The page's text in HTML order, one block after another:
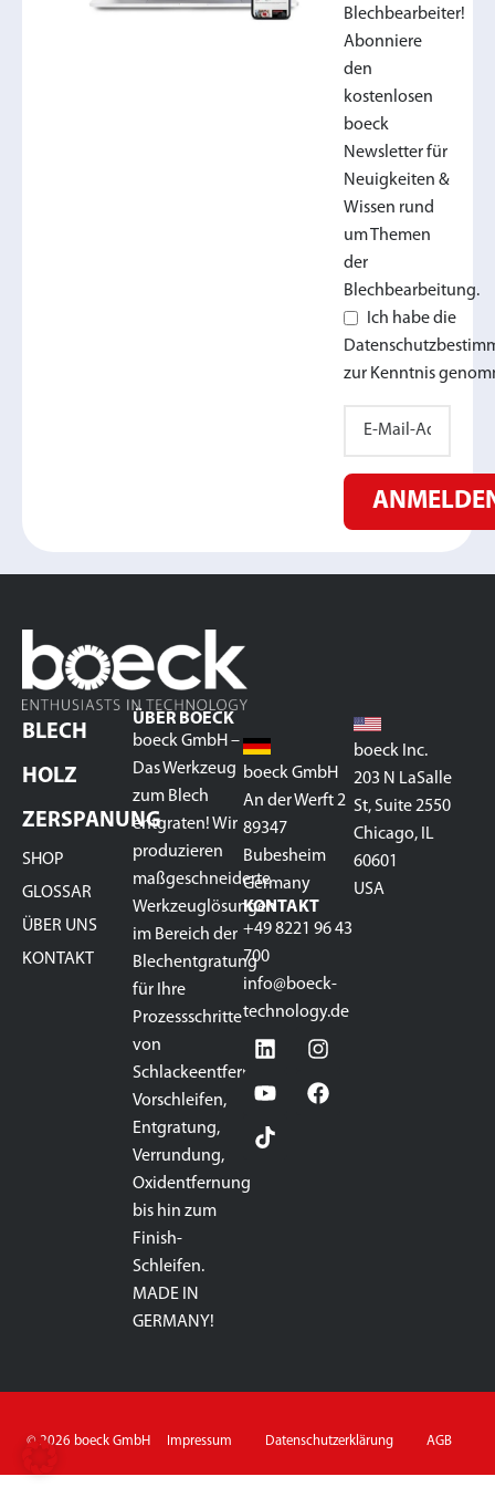
Blechbearbeiter!
Abonniere
den
kostenlosen
boeck
Newsletter für
Neuigkeiten &
Wissen rund
um Themen
der
Blechbearbeitung.
Ich habe die
zur Kenntnis
BLECH
HOLZ
ZERSPANUNG
SHOP
GLOSSAR
ÜBER UNS
KONTAKT
ÜBER BOECK
boeck GmbH –
Das Werkzeug
zum Blech
entgraten! Wir
produzieren
maßgeschneiderte
Werkzeuglösungen
im Bereich der
Blechentgratung
für Ihre
Prozessschritte
von
Schlackeentfernung,
Vorschleifen,
Entgratung,
Verrundung,
Oxidentfernung
bis hin zum
Finish-
Schleifen.
MADE IN
GERMANY!
boeck GmbH
An der Werft 2
89347
Bubesheim
Germany
KONTAKT
+49 8221 96 43
700
info@boeck-
technology.de
boeck Inc.
203 N LaSalle
St, Suite 2550
Chicago, IL
60601
USA
© 2026 boeck GmbH Impressum Datenschutzerklärung AGB